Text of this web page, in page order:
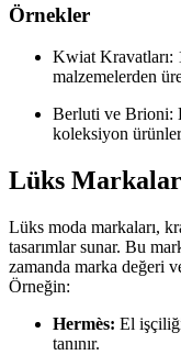
Örnekler
Kwiat Kravatları:
malzemelerden
Berluti ve Brioni:
koleksiyon
Lüks Markalar
Lüks moda markaları,
tasarımlar sunar. Bu
zamanda marka değeri
Örneğin:
Hermès: El
tanınır.